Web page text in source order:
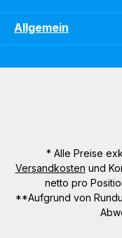
Allgemein
* Alle Preise
Versandkosten und
netto pro
**Aufgrund von